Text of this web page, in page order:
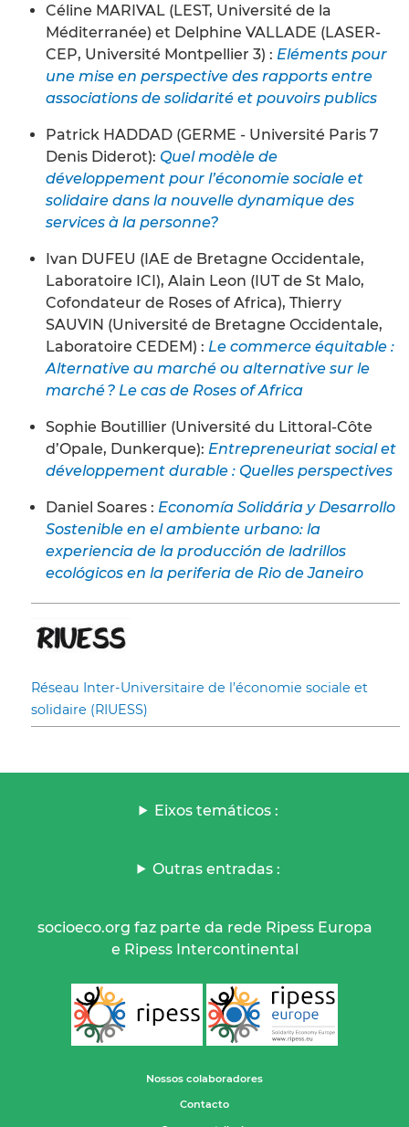
Céline MARIVAL (LEST, Université de la
Méditerranée) et Delphine VALLADE (LASER-
CEP, Université Montpellier 3) : Eléments pour
une mise en perspective des rapports entre
associations de solidarité et pouvoirs publics
Patrick HADDAD (GERME - Université Paris 7
Denis Diderot): Quel modèle de
développement pour l’économie sociale et
solidaire dans la nouvelle dynamique des
services à la personne?
Ivan DUFEU (IAE de Bretagne Occidentale,
Laboratoire ICI), Alain Leon (IUT de St Malo,
Cofondateur de Roses of Africa), Thierry
SAUVIN (Université de Bretagne Occidentale,
Laboratoire CEDEM) : Le commerce équitable :
Alternative au marché ou alternative sur le
marché ? Le cas de Roses of Africa
Sophie Boutillier (Université du Littoral-Côte
d’Opale, Dunkerque): Entrepreneuriat social et
développement durable : Quelles perspectives
Daniel Soares : Economía Solidária y Desarrollo
Sostenible en el ambiente urbano: la
experiencia de la producción de ladrillos
ecológicos en la periferia de Rio de Janeiro
Réseau Inter-Universitaire de l’économie sociale et
solidaire (RIUESS)
Eixos temáticos :
Outras entradas :
socioeco.org faz parte da rede Ripess Europa
e Ripess Intercontinental
Nossos colaboradores
Contacto